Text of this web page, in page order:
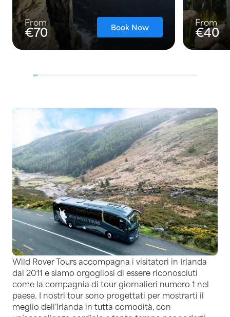
From
€70 Book Now From
€40
Wild Rover Tours accompagna i visitatori in Irlanda
dal 2011 e siamo orgogliosi di essere riconosciuti
come la compagnia di tour giornalieri numero 1 nel
paese. I nostri tour sono progettati per mostrarti il
meglio dell’Irlanda in tutta comodità, con